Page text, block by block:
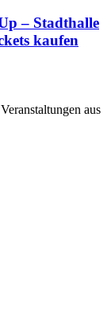
– Stadthalle
kaufen
aus